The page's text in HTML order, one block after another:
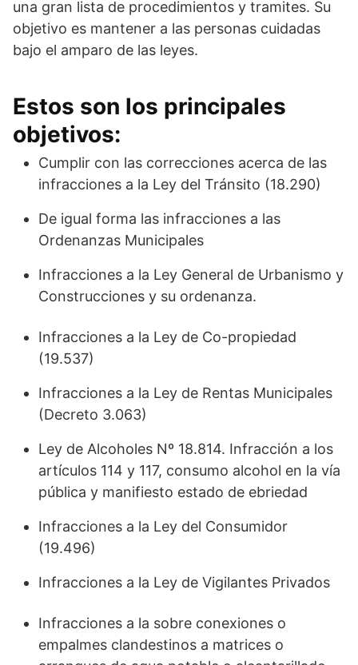
una gran lista de procedimientos y tramites. Su
objetivo es mantener a las personas cuidadas
bajo el amparo de las leyes.
Estos son los principales
objetivos:
Cumplir con las correcciones acerca de las
infracciones a la Ley del Tránsito (18.290)
De igual forma las infracciones a las
Ordenanzas Municipales
Infracciones a la Ley General de Urbanismo y
Construcciones y su ordenanza.
Infracciones a la Ley de Co-propiedad
(19.537)
Infracciones a la Ley de Rentas Municipales
(Decreto 3.063)
Ley de Alcoholes Nº 18.814. Infracción a los
artículos 114 y 117, consumo alcohol en la vía
pública y manifiesto estado de ebriedad
Infracciones a la Ley del Consumidor
(19.496)
Infracciones a la Ley de Vigilantes Privados
Infracciones a la sobre conexiones o
empalmes clandestinos a matrices o